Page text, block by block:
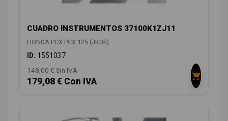
CUADRO INSTRUMENTOS 37100K1ZJ11
HONDA PCX PCX 125 (JK05)
ID: 1551037
148,00 € Sin IVA
179,08 € Con IVA